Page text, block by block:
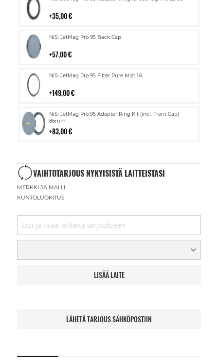
35,00 €
NiSi JetMag Pro 95 Back Cap
57,00 €
Lisää
NiSi JetMag Pro 95 Filter Pure Mist 1/4
149,00 €
Lisää
NiSi JetMag Pro 95 Adapter Ring Kit (incl. Front Cap)
86mm
83,00 €
Lisää
ostoskoriin
VAIHTOTARJOUS NYKYISISTÄ LAITTEISTASI
MERKKI JA MALLI
KUNTOLUOKITUS
LISÄÄ LAITE
LÄHETÄ TARJOUS SÄHKÖPOSTIIN